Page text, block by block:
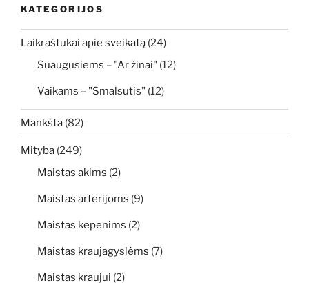
KATEGORIJOS
Laikraštukai apie sveikatą (24)
Suaugusiems – "Ar žinai" (12)
Vaikams – "Smalsutis" (12)
Mankšta (82)
Mityba (249)
Maistas akims (2)
Maistas arterijoms (9)
Maistas kepenims (2)
Maistas kraujagyslėms (7)
Maistas kraujui (2)